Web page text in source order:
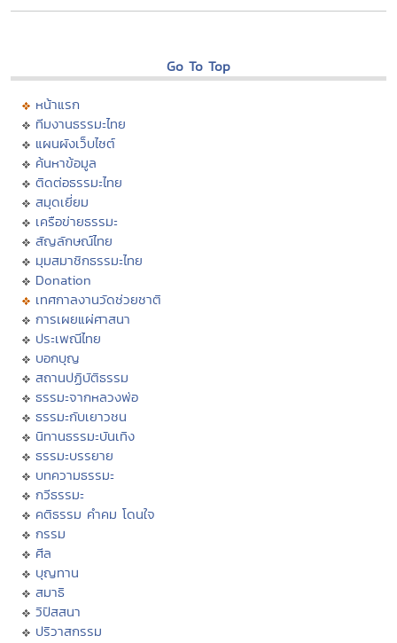
Go To Top
หน้าแรก
ทีมงานธรรมะไทย
แผนผังเว็บไซต์
ค้นหาข้อมูล
ติดต่อธรรมะไทย
สมุดเยี่ยม
เครือข่ายธรรมะ
สัญลักษณ์ไทย
มุมสมาชิกธรรมะไทย
Donation
เทศกาลงานวัดช่วยชาติ
การเผยแผ่ศาสนา
ประเพณีไทย
บอกบุญ
สถานปฏิบัติธรรม
ธรรมะจากหลวงพ่อ
ธรรมะกับเยาวชน
นิทานธรรมะบันเทิง
ธรรมะบรรยาย
บทความธรรมะ
กวีธรรมะ
คติธรรม คำคม โดนใจ
กรรม
ศีล
บุญทาน
สมาธิ
วิปัสสนา
ปริวาสกรรม